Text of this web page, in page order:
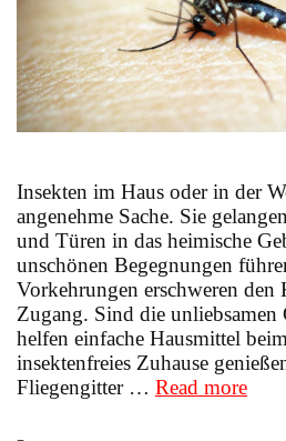
Insekten im Haus oder in der
angenehme Sache. Sie
und Türen in das heimische
unschönen Begegnungen
Vorkehrungen erschweren den
Zugang. Sind die unliebsamen
helfen einfache Hausmittel
insektenfreies Zuhause
Fliegengitter … Read more